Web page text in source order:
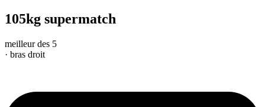
105kg supermatch
meilleur des 5
· bras droit